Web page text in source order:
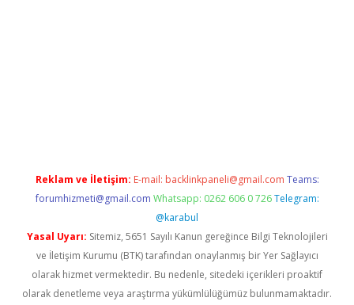
Reklam ve İletişim: E-mail: backlinkpaneli@gmail.com Teams:
forumhizmeti@gmail.com Whatsapp: 0262 606 0 726 Telegram:
@karabul
Yasal Uyarı: Sitemiz, 5651 Sayılı Kanun gereğince Bilgi Teknolojileri
ve İletişim Kurumu (BTK) tarafından onaylanmış bir Yer Sağlayıcı
olarak hizmet vermektedir. Bu nedenle, sitedeki içerikleri proaktif
olarak denetleme veya araştırma yükümlülüğümüz bulunmamaktadır.